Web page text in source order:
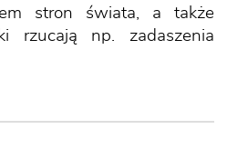
stron świata, a także
rzucają np. zadaszenia